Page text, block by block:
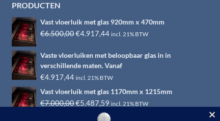
PRODUCTEN
Vast vloerluik met glas 920mm x 470mm
€6.500,00Oorspronkelijke
was:
€6.500,00.
€4.917,44Huidige
is:
€4.917,44.
incl. 21% BTW
Vaste vloerluiken met beloopbaar glas in in
verschillende maten. Vanaf
€4.917,44 incl. 21% BTW
Vast vloerluik met glas 1170mm x 1215mm
€7.000,00Oorspronkelijke
€5.487,59 Huidige
prijs
incl. 21% BTW